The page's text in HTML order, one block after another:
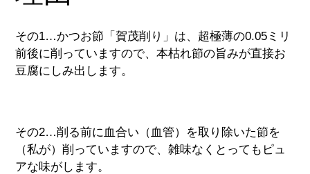
その1…かつお節「賀茂削り」は、超極薄の0.05ミリ
前後に削っていますので、本枯れ節の旨みが直接お
豆腐にしみ出します。
その2…削る前に血合い（血管）を取り除いた節を
（私が）削っていますので、雑味なくとってもピュ
アな味がします。